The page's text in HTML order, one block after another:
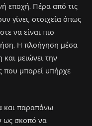
εποχή. Πέρα από τις
γίνει, στοιχεία όπως
να είναι πιο
Η πλοήγηση μέσα
και μειώνει την
που μπορεί υπήρχε
και παραπάνω
ως σκοπό να